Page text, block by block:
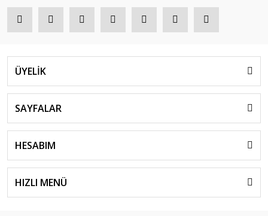
ÜYELİK
SAYFALAR
HESABIM
HIZLI MENÜ